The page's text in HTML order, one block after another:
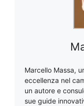
Marcello Massa,
eccellenza nel
un autore e
sue guide